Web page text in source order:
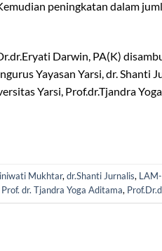
peningkatan dalam
Darwin, PA(K)
Yayasan Yarsi, dr. Shanti
Yarsi, Prof.dr.Tjandra
Mukhtar, dr.Shanti Jurnalis,
Prof. dr. Tjandra Yoga Aditama,